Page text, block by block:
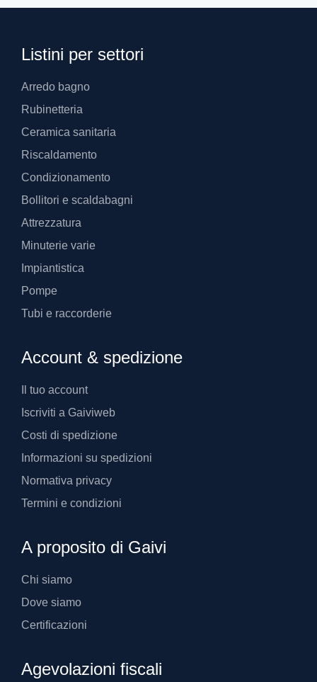
Listini per settori
Arredo bagno
Rubinetteria
Ceramica sanitaria
Riscaldamento
Condizionamento
Bollitori e scaldabagni
Attrezzatura
Minuterie varie
Impiantistica
Pompe
Tubi e raccorderie
Account & spedizione
Il tuo account
Iscriviti a Gaiviweb
Costi di spedizione
Informazioni su spedizioni
Normativa privacy
Termini e condizioni
A proposito di Gaivi
Chi siamo
Dove siamo
Certificazioni
Agevolazioni fiscali